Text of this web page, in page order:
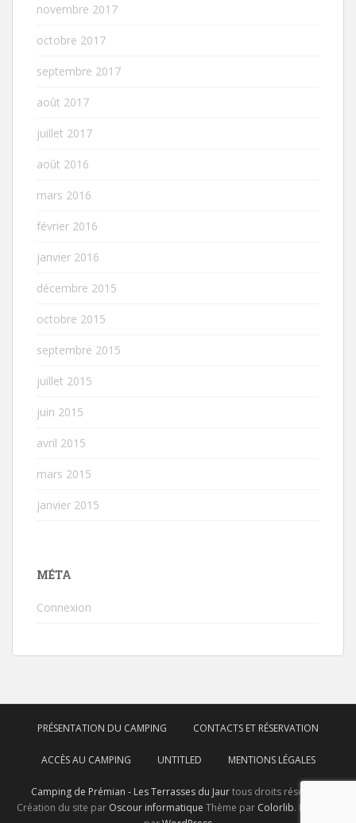
novembre 2017
octobre 2017
septembre 2017
août 2017
juillet 2017
août 2016
mars 2016
février 2016
janvier 2016
décembre 2015
octobre 2015
septembre 2015
juillet 2015
juin 2015
avril 2015
mars 2015
janvier 2015
MÉTA
Connexion
PRÉSENTATION DU CAMPING CONTACTS ET RÉSERVATION
ACCÈS AU CAMPING UNTITLED MENTIONS LÉGALES
Camping de Prémian - Les Terrasses du Jaurtous droits réservés.
Création du site par Oscour informatique Thème par Colorlib. Propulsé